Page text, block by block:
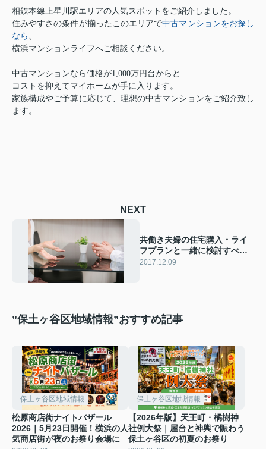
相鉄本線上星川駅エリアの人気スポットをご紹介しました。
住みやすさの条件が揃ったこのエリアで中古マンションをお探し
なら
横浜マンションライフへご相談ください。
中古マンションなら価格が1,000万円台からと
コストを抑えてマイホームが手に入ります。
家族構成やご予算に応じて、理想の中古マンションをご紹介致し
ます。
NEXT
共働き夫婦の住宅購入・ライ
フプランと一緒に検討すべき
こと【前編】
2017.12.09
”保土ヶ谷区地域情報”おすすめ記事
保土ヶ谷区地域情報
松原商店街ナイトバザール
2026｜5月23日開催！横浜の人
気商店街が夜のお祭り会場に
保土ヶ谷区地域情報
【2026年版】天王町・橘樹神
社例大祭｜屋台と神輿で賑わう
保土ヶ谷区の初夏のお祭り